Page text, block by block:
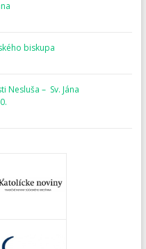
biskupa
Nesluša – Sv. Jána